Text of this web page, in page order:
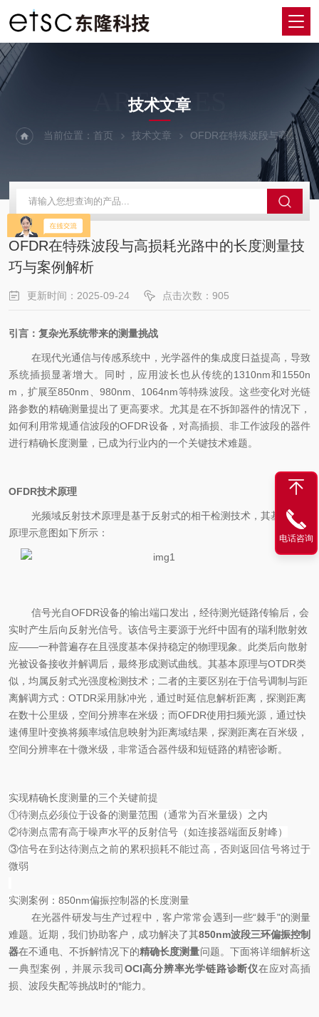
ARTICLES
技术文章
当前位置：首页 技术文章 OFDR在特殊波段与高损耗光路中的长度测量技巧与案例解析
OFDR在特殊波段与高损耗光路中的长度测量技
巧与案例解析
更新时间：2025-09-24 点击次数：905
引言：复杂光系统带来的测量挑战
在现代光通信与传感系统中，光学器件的集成度日益提高，导致
系统插损显著增大。同时，应用波长也从传统的1310nm和1550n
m，扩展至850nm、980nm、1064nm等特殊波段。这些变化对光链
路参数的精确测量提出了更高要求。尤其是在不拆卸器件的情况下，
如何利用常规通信波段的OFDR设备，对高插损、非工作波段的器件
进行精确长度测量，已成为行业内的一个关键技术难题。
OFDR技术原理
光频域反射技术原理是基于反射式的相干检测技术，其基本测试
原理示意图如下所示：
信号光自OFDR设备的输出端口发出， 经待测光链路传输后，会
实时产生后向反射光信号。该信号主要源于光纤中固有的瑞利散射效
应——一种普遍存在且强度基本保持稳定的物理现象。此类后向散射
光被设备接收并解调后，最终形成测试曲线。其基本原理与OTDR类
似，均属反射式光强度检测技术；二者的主要区别在于信号调制与距
离解调方式：OTDR采用脉冲光，通过时延信息解析距离，探测距离
在数十公里级，空间分辨率在米级；而OFDR使用扫频光源，通过快
速傅里叶变换将频率域信息映射为距离域结果，探测距离在百米级，
空间分辨率在十微米级 ， 非常适合器件级和短链路的精密诊断。
实现精确长度测量的三个关键前提
①待测点必须位于设备的测量范围（通常为百米量级）之内
②待测点需有高于噪声水平的反射信号（如连接器端面反射峰）
③信号在到达待测点之前的累积损耗不能过高，否则返回信号将过于
微弱
实测案例： 850nm偏振控制器的长度测量
在光器件研发与生产过程中，客户常常会遇到一些“棘手"的测量
难题。近期，我们协助客户，成功解决了其850nm波段三环偏振控制
器在不通电、不拆解情况下的精确长度测量问题。下面将详细解析这
一典型案例，并展示我司 OCI高分辨率光学链路诊断仪在应对高插
损、波段失配等挑战时的*能力。
电话咨询